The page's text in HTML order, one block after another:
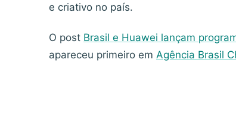
e criativo no país.
O post Brasil e Huawei lançam
apareceu primeiro em Agência Brasil